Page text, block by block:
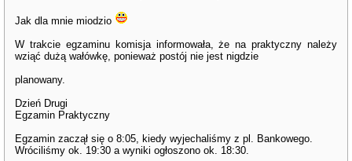
Jak dla mnie miodzio
W trakcie egzaminu komisja informowała, że na praktyczny należy
wziąć dużą wałówkę, ponieważ postój nie jest nigdzie
planowany.
Dzień Drugi
Egzamin Praktyczny
Egzamin zaczął się o 8:05, kiedy wyjechaliśmy z pl. Bankowego.
Wróciliśmy ok. 19:30 a wyniki ogłoszono ok. 18:30.